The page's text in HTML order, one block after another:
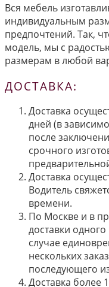
Вся мебель
индивидуальным
предпочтений. Так,
модель, мы с
размерам в любой
ДОСТАВКА:
Доставка
дней (в
после
срочного
Доставка
Водитель
времени.
По Москве и в
доставки
случае
нескольких
последующего
Доставка более